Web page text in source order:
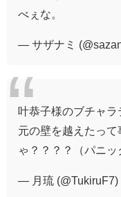
べぇな。
— サザナミ
叶恭子様のブチャ
元の壁を越えたっ
ゃ？？？？（パニッ
— 月琉 (@TukiruF7)